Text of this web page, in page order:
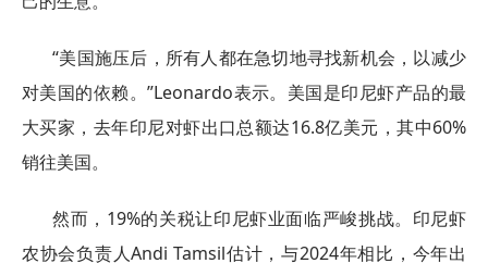
“美国施压后，所有人都在急切地寻找新机会，以减少
对美国的依赖。”Leonardo表示。美国是印尼虾产品的最
大买家，去年印尼对虾出口总额达16.8亿美元，其中60%
销往美国。
然而，19%的关税让印尼虾业面临严峻挑战。印尼虾
农协会负责人Andi Tamsil估计，与2024年相比，今年出